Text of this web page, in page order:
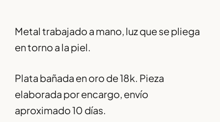
Metal trabajado a mano, luz que se pliega
en torno a la piel.
Plata bañada en oro de 18k. Pieza
elaborada por encargo, envío
aproximado 10 días.